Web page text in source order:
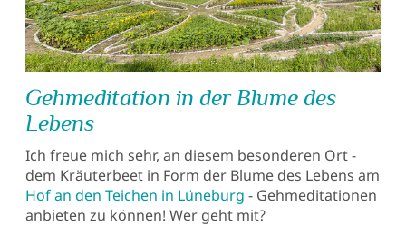
Gehmeditation in der Blume des
Lebens
Ich freue mich sehr, an diesem besonderen Ort -
dem Kräuterbeet in Form der Blume des Lebens am
Hof an den Teichen in Lüneburg - Gehmeditationen
anbieten zu können! Wer geht mit?